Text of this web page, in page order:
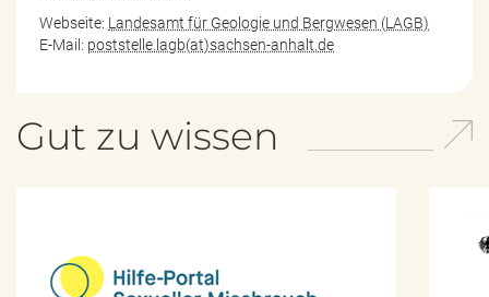
Webseite: Landesamt für Geologie und Bergwesen (LAGB)
E-Mail: poststelle.lagb(at)sachsen-anhalt.de
Gut zu wissen